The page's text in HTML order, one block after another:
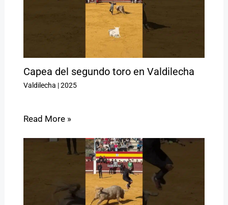
Capea del segundo toro en Valdilecha
Valdilecha |2025
Read More »